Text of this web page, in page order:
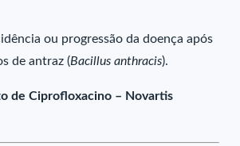
ou progressão da doença após
de antraz (Bacillus anthracis).
de Ciprofloxacino – Novartis